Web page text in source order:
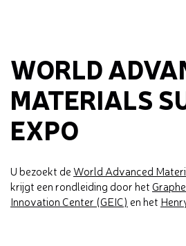
WORLD
MATERIALS
EXPO
U bezoekt de World Advanced
krijgt een rondleiding door het
Innovation Center (GEIC) en het